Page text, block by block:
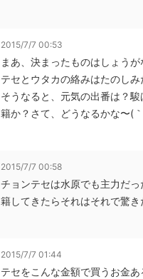
2015/7/7 00:53
まあ、決まったものはしょうが
テセとウタカの絡みはたのしみ
そうなると、元気の出番は？
籍か？さて、どうなるかな〜(
2015/7/7 00:58
チョンテセは水原でも主力だ
籍してきたらそれはそれで驚き
2015/7/7 01:44
テセをこんな金額で買うお金